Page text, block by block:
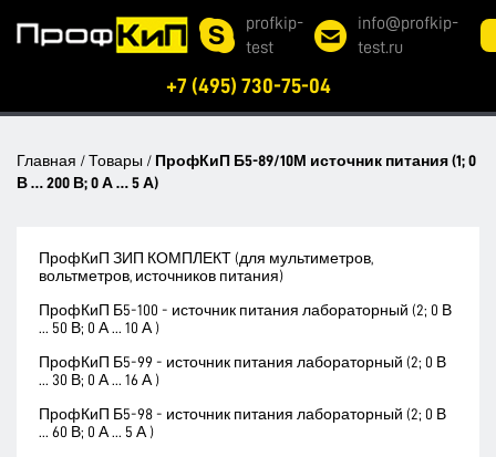
profkip-
test
info@profkip-
test.ru
+7 (495) 730-75-04
Главная / Товары / ПрофКиП Б5-89/10М источник питания (1; 0
В … 200 В; 0 А … 5 А)
ПрофКиП ЗИП КОМПЛЕКТ (для мультиметров,
вольтметров, источников питания)
ПрофКиП Б5-100 - источник питания лабораторный (2; 0 В
... 50 В; 0 А ... 10 А )
ПрофКиП Б5-99 - источник питания лабораторный (2; 0 В
... 30 В; 0 А ... 16 А )
ПрофКиП Б5-98 - источник питания лабораторный (2; 0 В
... 60 В; 0 А ... 5 А )